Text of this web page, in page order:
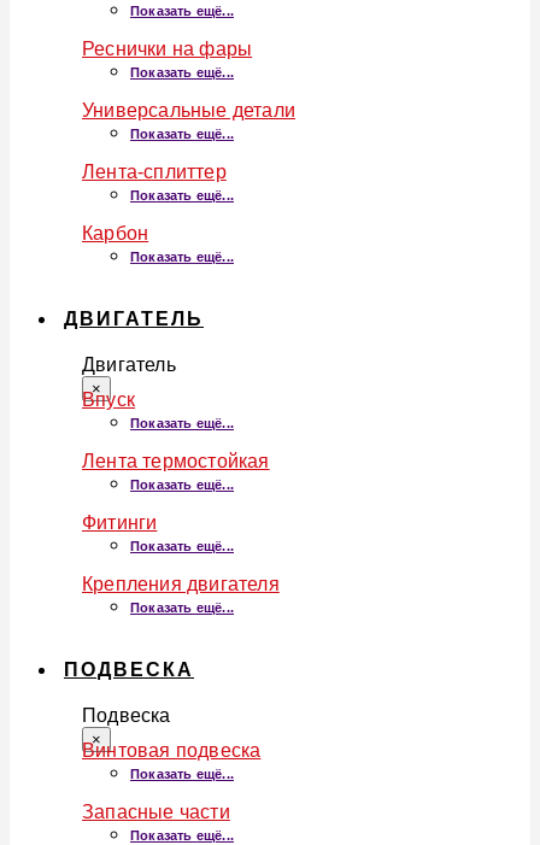
Показать ещё...
Реснички на фары
Показать ещё...
Универсальные детали
Показать ещё...
Лента-сплиттер
Показать ещё...
Карбон
Показать ещё...
ДВИГАТЕЛЬ
Двигатель
×
Впуск
Показать ещё...
Лента термостойкая
Показать ещё...
Фитинги
Показать ещё...
Крепления двигателя
Показать ещё...
ПОДВЕСКА
Подвеска
×
Винтовая подвеска
Показать ещё...
Запасные части
Показать ещё...